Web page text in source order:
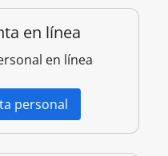
en línea
en línea
personal